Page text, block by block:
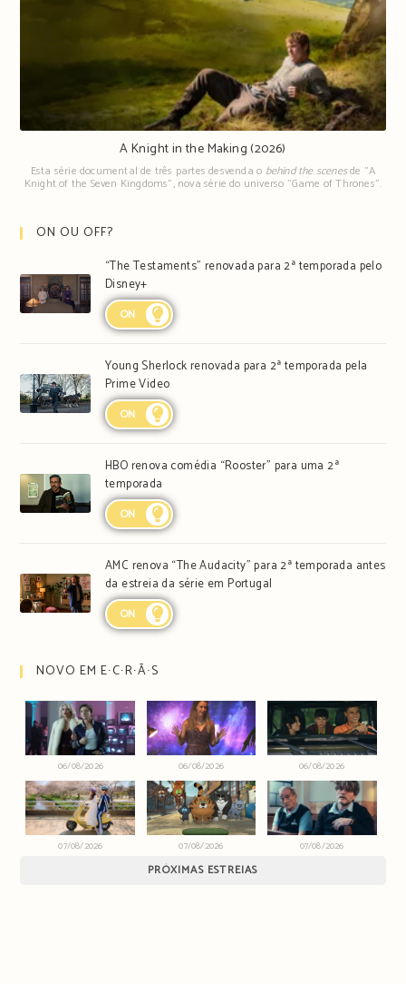
A Knight in the Making (2026)
Esta série documental de três partes desvenda o behind the scenesde "A
Knight of the Seven Kingdoms", nova série do universo "Game of Thrones".
ON OU OFF?
“The Testaments” renovada para 2ª temporada pelo
Disney+
ON
Young Sherlock renovada para 2ª temporada pela
Prime Video
ON
HBO renova comédia “Rooster” para uma 2ª
temporada
ON
AMC renova “The Audacity” para 2ª temporada antes
da estreia da série em Portugal
ON
NOVO EM E∙C∙R∙Ã∙S
06/08/2026 06/08/2026 06/08/2026
07/08/2026 07/08/2026 07/08/2026
PRÓXIMAS ESTREIAS